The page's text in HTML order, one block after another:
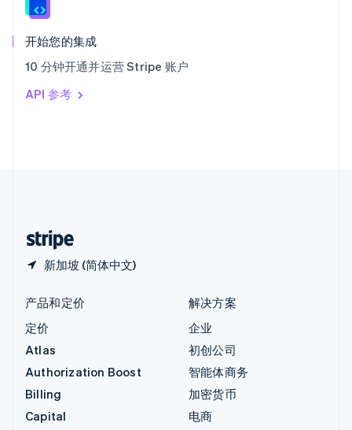
开始您的集成
10 分钟开通并运营 Stripe 账户
API 参考
新加坡 (简体中文)
匈牙利
English
ItalianoEnglish
印度
English
产品和定价
定价
Atlas
Authorization Boost
Billing
Capital
解决方案
企业
初创公司
智能体商务
加密货币
电商